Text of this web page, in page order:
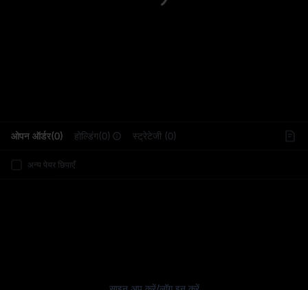
ओपन ऑर्डर(0) होल्डिंग(0) स्ट्रेटेजी (0)
अन्य पेयर छिपाएँ